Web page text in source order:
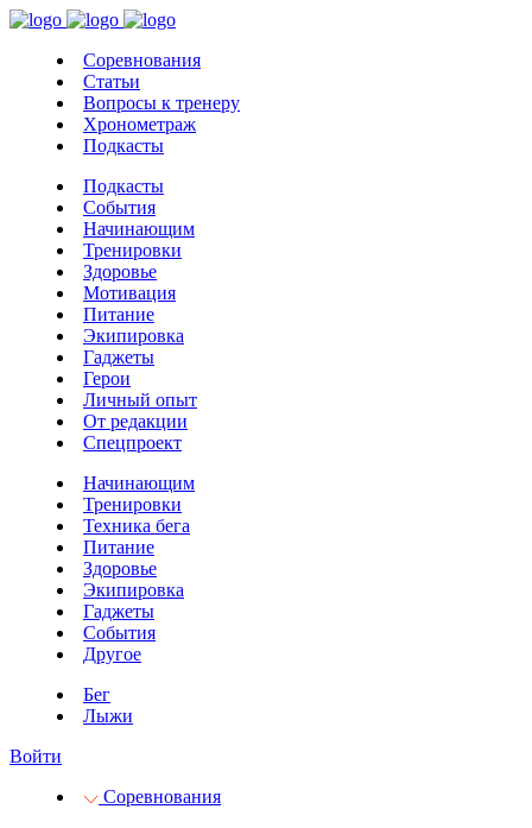
Соревнования
Статьи
Вопросы к тренеру
Хронометраж
Подкасты
Подкасты
События
Начинающим
Тренировки
Здоровье
Мотивация
Питание
Экипировка
Гаджеты
Герои
Личный опыт
От редакции
Спецпроект
Начинающим
Тренировки
Техника бега
Питание
Здоровье
Экипировка
Гаджеты
События
Другое
Бег
Лыжи
Войти
Соревнования